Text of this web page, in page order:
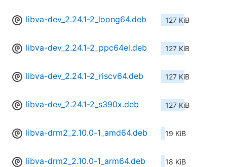
libva-dev_2.24.1-2_loong64.deb 127 KiB
libva-dev_2.24.1-2_ppc64el.deb 127 KiB
libva-dev_2.24.1-2_riscv64.deb 127 KiB
libva-dev_2.24.1-2_s390x.deb 127 KiB
libva-drm2_2.10.0-1_amd64.deb 19 KiB
libva-drm2_2.10.0-1_arm64.deb 18 KiB